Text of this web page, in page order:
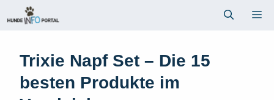
Inhalt
Trixie Napf Set – Die 15
besten Produkte im